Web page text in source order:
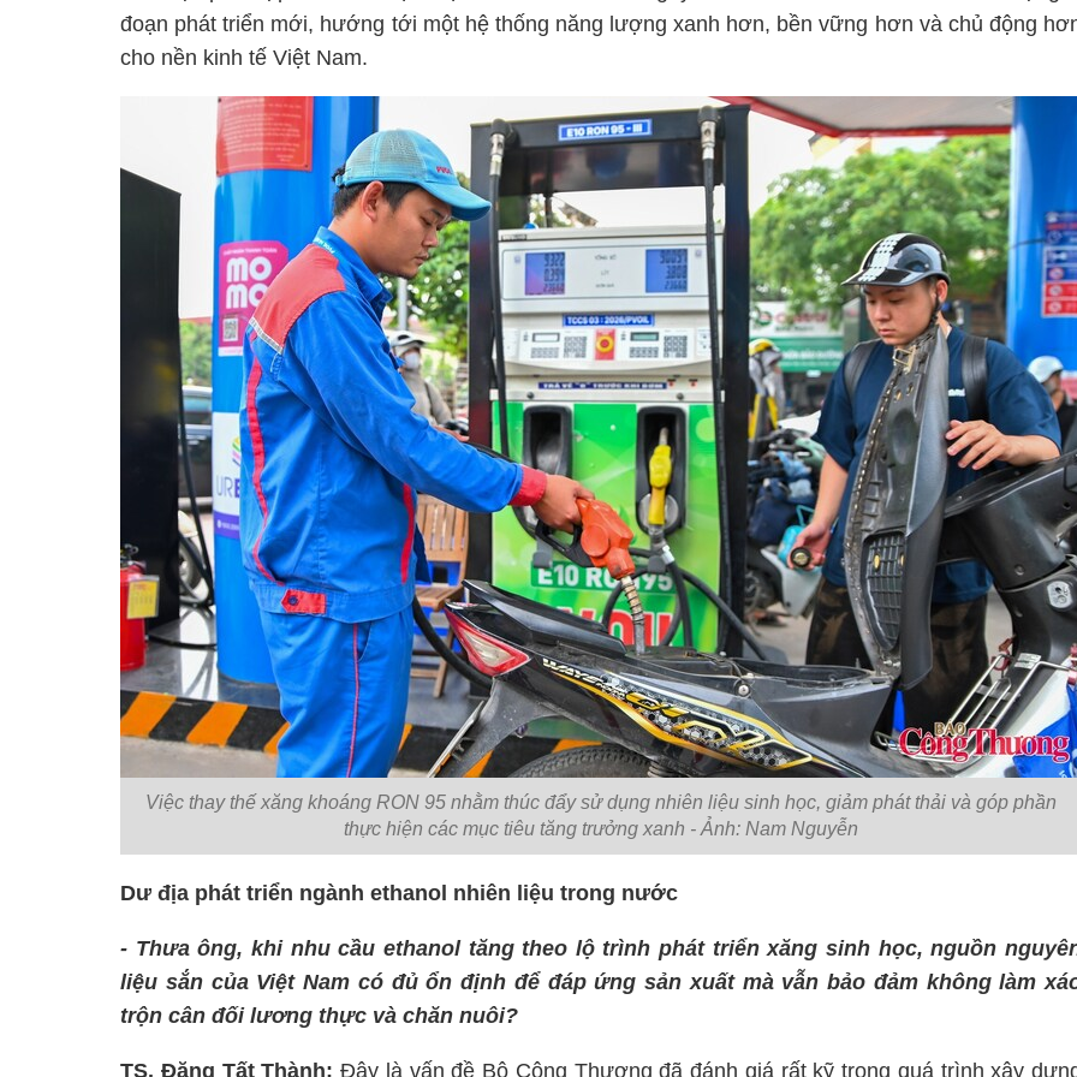
đoạn phát triển mới, hướng tới một hệ thống năng lượng xanh hơn, bền vững hơn và chủ động
cho nền kinh tế Việt Nam.
Việc thay thế xăng khoáng RON 95 nhằm thúc đẩy sử dụng nhiên liệu sinh học, giảm phát thải và góp phần
thực hiện các mục tiêu tăng trưởng xanh - Ảnh: Nam Nguyễn
Dư địa phát triển ngành ethanol nhiên liệu trong nước
- Thưa ông, khi nhu cầu ethanol tăng theo lộ trình phát triển xăng sinh học, nguồn
liệu sắn của Việt Nam có đủ ổn định để đáp ứng sản xuất mà vẫn bảo đảm không làm
trộn cân đối lương thực và chăn nuôi?
TS. Đặng Tất Thành: Đây là vấn đề Bộ Công Thương đã đánh giá rất kỹ trong quá trình xây